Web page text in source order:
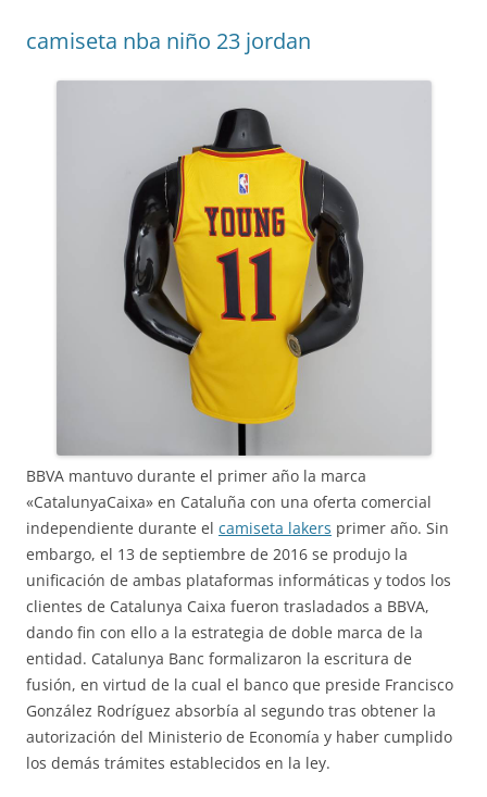
camiseta nba niño 23 jordan
BBVA mantuvo durante el primer año la marca
«CatalunyaCaixa» en Cataluña con una oferta comercial
independiente durante el camiseta lakers primer año. Sin
embargo, el 13 de septiembre de 2016 se produjo la
unificación de ambas plataformas informáticas y todos los
clientes de Catalunya Caixa fueron trasladados a BBVA,
dando fin con ello a la estrategia de doble marca de la
entidad. Catalunya Banc formalizaron la escritura de
fusión, en virtud de la cual el banco que preside Francisco
González Rodríguez absorbía al segundo tras obtener la
autorización del Ministerio de Economía y haber cumplido
los demás trámites establecidos en la ley.